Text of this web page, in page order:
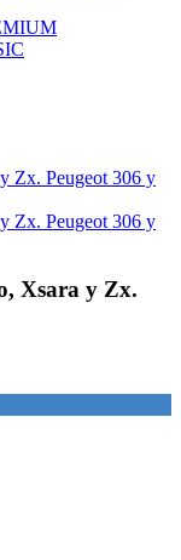
Xsara y Zx.